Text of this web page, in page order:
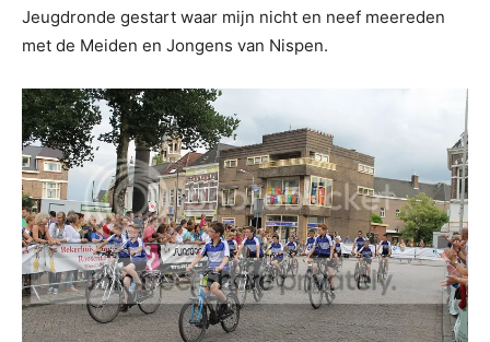
Jeugdronde gestart waar mijn nicht en neef meereden
met de Meiden en Jongens van Nispen.